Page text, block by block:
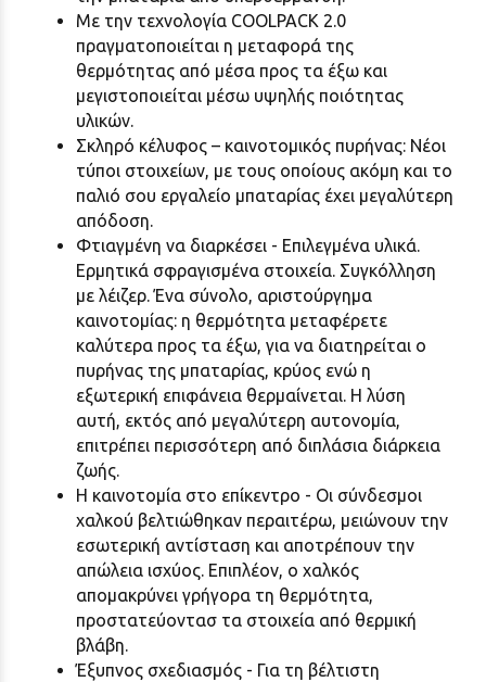
Με την τεχνολογία COOLPACK 2.0
πραγματοποιείται η μεταφορά της
θερμότητας από μέσα προς τα έξω και
μεγιστοποιείται μέσω υψηλής ποιότητας
υλικών.
Σκληρό κέλυφος – καινοτομικός πυρήνας: Νέοι
τύποι στοιχείων, με τους οποίους ακόμη και το
παλιό σου εργαλείο μπαταρίας έχει μεγαλύτερη
απόδοση.
Φτιαγμένη να διαρκέσει - Επιλεγμένα υλικά.
Ερμητικά σφραγισμένα στοιχεία. Συγκόλληση
με λέιζερ. Ένα σύνολο, αριστούργημα
καινοτομίας: η θερμότητα μεταφέρετε
καλύτερα προς τα έξω, για να διατηρείται ο
πυρήνας της μπαταρίας, κρύος ενώ η
εξωτερική επιφάνεια θερμαίνεται. Η λύση
αυτή, εκτός από μεγαλύτερη αυτονομία,
επιτρέπει περισσότερη από διπλάσια διάρκεια
ζωής.
Η καινοτομία στο επίκεντρο - Οι σύνδεσμοι
χαλκού βελτιώθηκαν περαιτέρω, μειώνουν την
εσωτερική αντίσταση και αποτρέπουν την
απώλεια ισχύος. Επιπλέον, ο χαλκός
απομακρύνει γρήγορα τη θερμότητα,
προστατεύοντασ τα στοιχεία από θερμική
βλάβη.
Έξυπνος σχεδιασμός - Για τη βέλτιστη